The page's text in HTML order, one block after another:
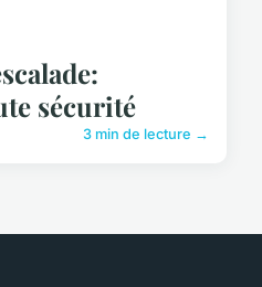
sécurité
3 min de lecture →